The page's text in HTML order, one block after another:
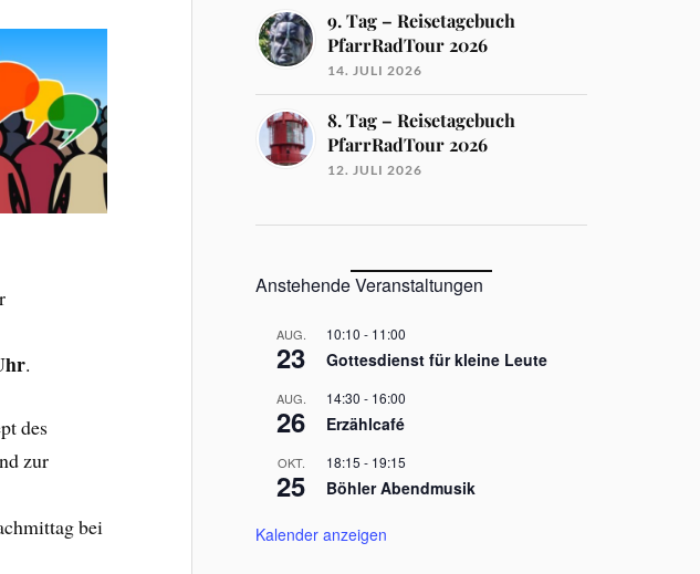
.
des
zur
bei
9. Tag – Reisetagebuch
PfarrRadTour 2026
14. JULI 2026
8. Tag – Reisetagebuch
PfarrRadTour 2026
12. JULI 2026
Anstehende Veranstaltungen
AUG.
23
10:10 - 11:00
Gottesdienst für kleine Leute
AUG.
26
14:30 - 16:00
Erzählcafé
OKT.
25
18:15 - 19:15
Böhler Abendmusik
Kalender anzeigen